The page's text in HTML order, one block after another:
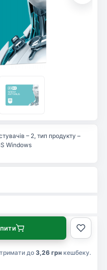
– 2, тип продукту –
Windows
до 3,26 грн кешбеку.